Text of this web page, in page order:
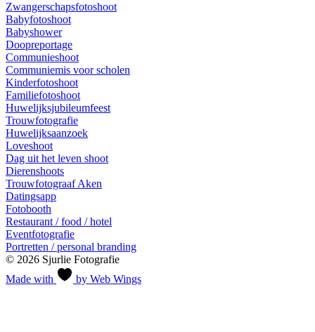
Zwangerschapsfotoshoot
Babyfotoshoot
Babyshower
Doopreportage
Communieshoot
Communiemis voor scholen
Kinderfotoshoot
Familiefotoshoot
Huwelijksjubileumfeest
Trouwfotografie
Huwelijksaanzoek
Loveshoot
Dag uit het leven shoot
Dierenshoots
Trouwfotograaf Aken
Datingsapp
Fotobooth
Restaurant / food / hotel
Eventfotografie
Portretten / personal branding
© 2026 Sjurlie Fotografie
Made with
by Web Wings